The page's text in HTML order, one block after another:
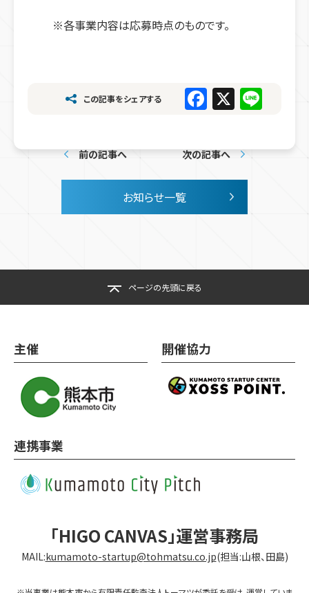
※各事業内容は応募時点のものです。
この記事をシェアする F
a
c
e
b
o
X Li
e
前の記事へ 次の記事へ
お知らせ一覧
ページの先頭に戻る
主催 開催協力
連携事業
「HIGO CANVAS」運営事務局
MAIL:kumamoto-startup@tohmatsu.co.jp(担当:山根、田島)